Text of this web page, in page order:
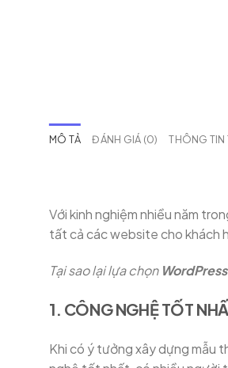
MÔ TẢ ĐÁNH GIÁ (0) THÔNG TIN
Với kinh nghiệm nhiều năm
tất cả các website cho khách
Tại sao lại lựa chọn WordPress
1. CÔNG NGHỆ TỐT
Khi có ý tưởng xây dựng mẫu